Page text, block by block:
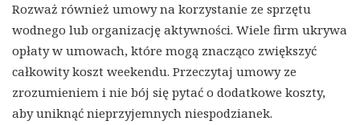
Rozważ również umowy na korzystanie ze sprzętu
wodnego lub organizację aktywności. Wiele firm ukrywa
opłaty w umowach, które mogą znacząco zwiększyć
całkowity koszt weekendu. Przeczytaj umowy ze
zrozumieniem i nie bój się pytać o dodatkowe koszty,
aby uniknąć nieprzyjemnych niespodzianek.